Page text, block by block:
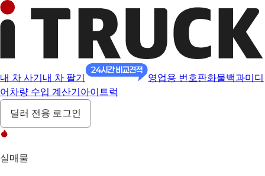
내 차 사기 내 차 팔기 영업용 번호판화물백과미디
어 차량 수입 계산기 아이트럭
딜러 전용 로그인
실매물